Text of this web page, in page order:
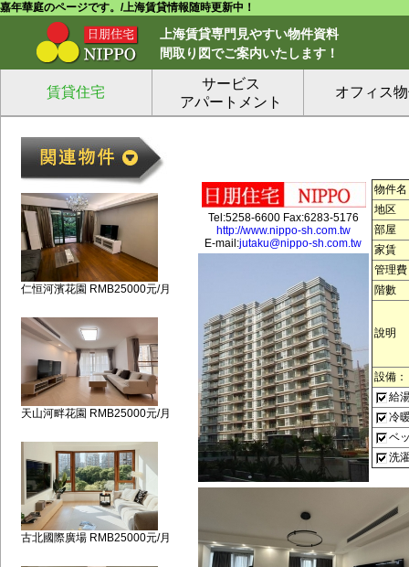
嘉年華庭のページです。/上海賃貸情報随時更新中！
上海賃貸専門見やすい物件資料
間取り図でご案内いたします！
賃貸住宅
サービス
アパートメント
オフィス
仁恒河濱花園 RMB25000元/月
天山河畔花園 RMB25000元/月
古北國際廣場 RMB25000元/月
Tel:5258-6600 Fax:6283-5176
http://www.nippo-sh.com.tw
E-mail:jutaku@nippo-sh.com.tw
物件名
地区
部屋
家賃
管理費
階數
說明
設備：
給
冷
ベ
洗